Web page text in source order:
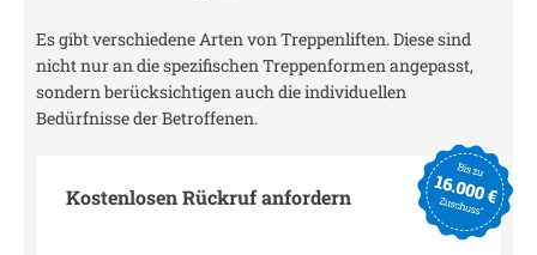
Es gibt verschiedene Arten von Treppenliften. Diese sind
nicht nur an die spezifischen Treppenformen angepasst,
sondern berücksichtigen auch die individuellen
Bedürfnisse der Betroffenen.
Kostenlosen Rückruf anfordern